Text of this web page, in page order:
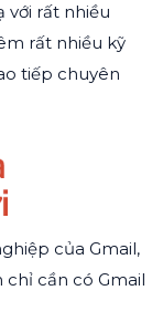
với rất nhiều
rất nhiều kỹ
tiếp chuyên
của Gmail,
chỉ cần có Gmail